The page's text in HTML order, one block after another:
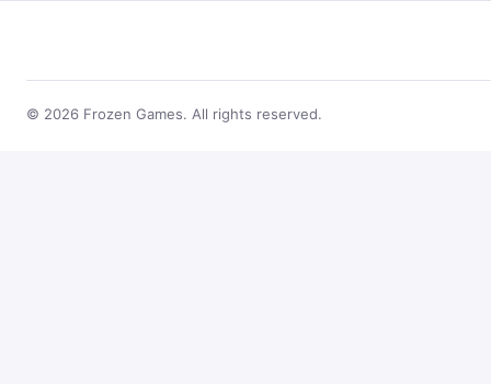
© 2026 Frozen Games. All rights reserved.